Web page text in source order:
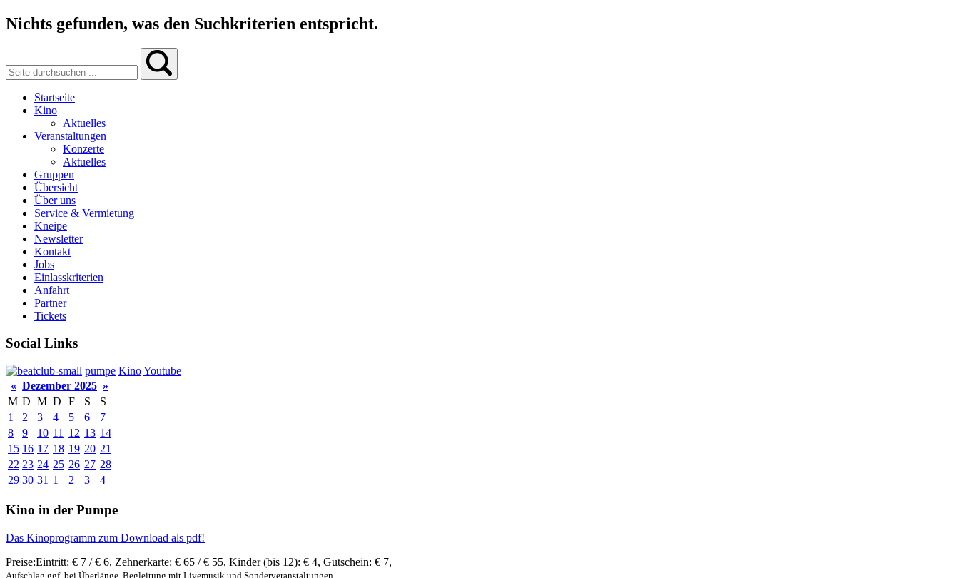
Nichts gefunden, was den Suchkriterien entspricht.
Startseite
Kino
Aktuelles
Veranstaltungen
Konzerte
Aktuelles
Gruppen
Übersicht
Über uns
Service & Vermietung
Kneipe
Newsletter
Kontakt
Jobs
Einlasskriterien
Anfahrt
Partner
Tickets
Social Links
pumpe KinoYoutube
« Dezember 2025 »
M D M D F S
S
1
2 3 4 5 6
7
8
9 10 11 12 13 14
15 16 17 18 19 20 21
22 23 24 25 26 27 28
29 30 31 1 2 3 4
Kino in der Pumpe
Das Kinoprogramm zum Download als pdf!
Preise:Eintritt: € 7 / € 6, Zehnerkarte: € 65 / € 55, Kinder (bis 12): € 4, Gutschein: € 7,
Aufschlag ggf. bei Überlänge, Begleitung mit Livemusik und Sonderveranstaltungen